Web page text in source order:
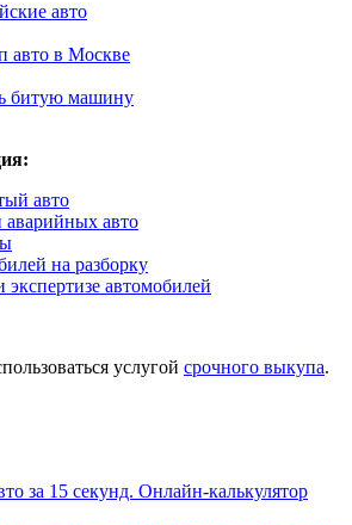
авто
авто в Москве
битую машину
авто
авто
на разборку
экспертизе автомобилей
услугой срочного выкупа.